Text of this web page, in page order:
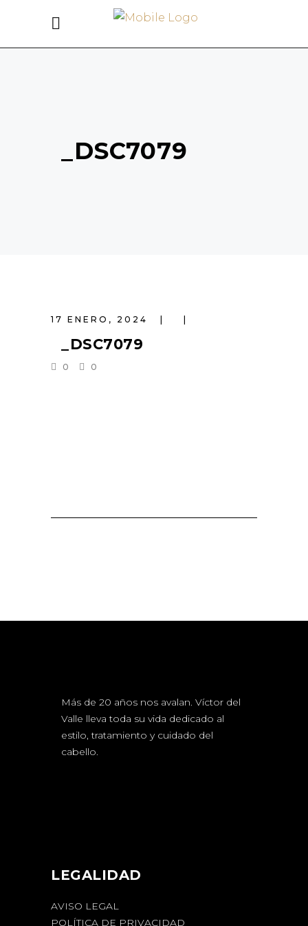
_DSC7079
17 ENERO, 2024
_DSC7079
0 0
Más de 20 años nos avalan. Víctor del
Valle lleva toda su vida dedicado al
estilo, tratamiento y cuidado del
cabello.
LEGALIDAD
AVISO LEGAL
POLÍTICA DE PRIVACIDAD